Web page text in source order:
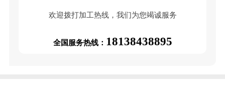
欢迎拨打加工热线，我们为您竭诚服务
全国服务热线： 18138438895